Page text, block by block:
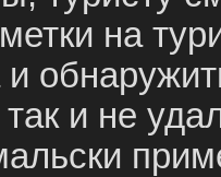
на
и
так и не